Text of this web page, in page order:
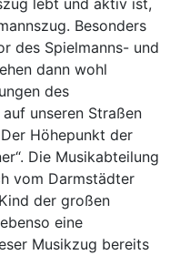
Besonders
des Spielmanns- und
dann wohl
des
unseren Straßen
Höhepunkt der
Die Musikabteilung
vom Darmstädter
der großen
eine
Musikzug bereits